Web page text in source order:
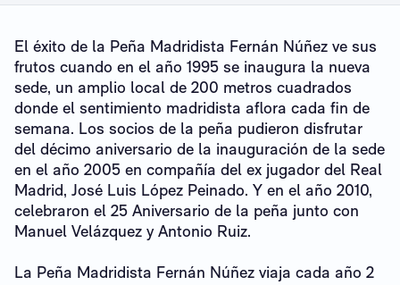
El éxito de la Peña Madridista Fernán Núñez ve sus
frutos cuando en el año 1995 se inaugura la nueva
sede, un amplio local de 200 metros cuadrados
donde el sentimiento madridista aflora cada fin de
semana. Los socios de la peña pudieron disfrutar
del décimo aniversario de la inauguración de la sede
en el año 2005 en compañía del ex jugador del Real
Madrid, José Luis López Peinado. Y en el año 2010,
celebraron el 25 Aniversario de la peña junto con
Manuel Velázquez y Antonio Ruiz.
La Peña Madridista Fernán Núñez viaja cada año 2